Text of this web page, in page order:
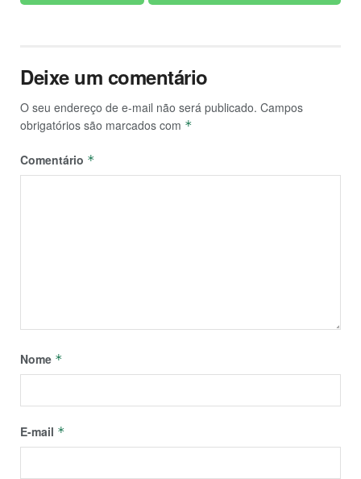
Deixe um comentário
O seu endereço de e-mail não será publicado. Campos
obrigatórios são marcados com *
Comentário *
Nome *
E-mail *